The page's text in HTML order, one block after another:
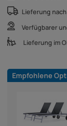
Lieferung
Verfügbarer
Lieferung im
Empfohlene